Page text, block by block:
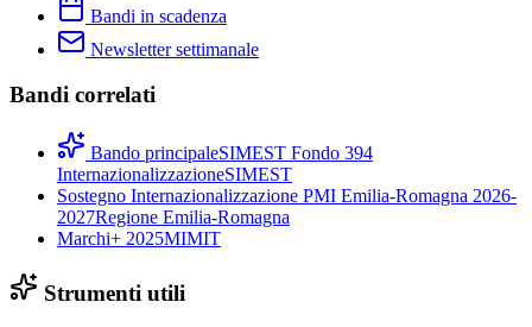
Bandi in scadenza
Newsletter settimanale
Bandi correlati
Bando principaleSIMEST Fondo 394
InternazionalizzazioneSIMEST
Sostegno Internazionalizzazione PMI Emilia-Romagna 2026-
2027Regione Emilia-Romagna
Marchi+ 2025MIMIT
Strumenti utili